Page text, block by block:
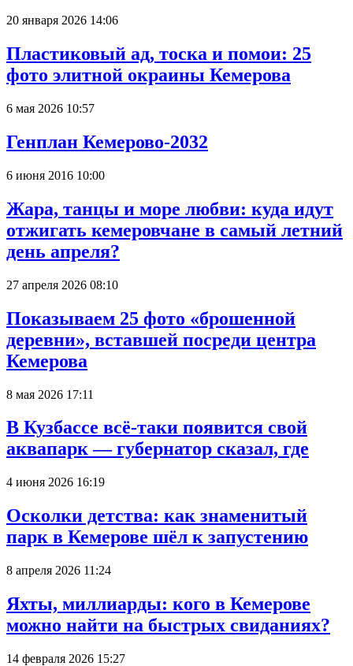
20 января 2026 14:06
Пластиковый ад, тоска и помои: 25
фото элитной окраины Кемерова
6 мая 2026 10:57
Генплан Кемерово-2032
6 июня 2016 10:00
Жара, танцы и море любви: куда идут
отжигать кемеровчане в самый летний
день апреля?
27 апреля 2026 08:10
Показываем 25 фото «брошенной
деревни», вставшей посреди центра
Кемерова
8 мая 2026 17:11
В Кузбассе всё-таки появится свой
аквапарк — губернатор сказал, где
4 июня 2026 16:19
Осколки детства: как знаменитый
парк в Кемерове шёл к запустению
8 апреля 2026 11:24
Яхты, миллиарды: кого в Кемерове
можно найти на быстрых свиданиях?
14 февраля 2026 15:27